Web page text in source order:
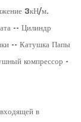
3кН/м.
-- Цилиндр
-- Катушка Папы
компрессор -
в